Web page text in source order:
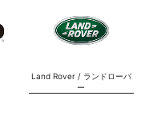
Land Rover / ランドローバ
ー